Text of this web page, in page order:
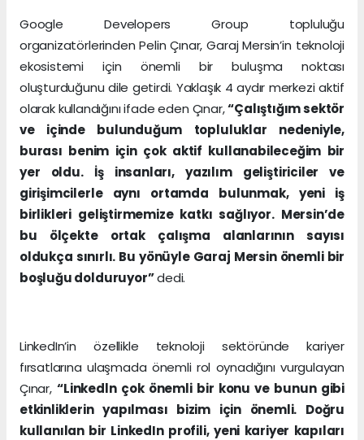
Google Developers Group topluluğu
organizatörlerinden Pelin Çınar, Garaj Mersin’in teknoloji
ekosistemi için önemli bir buluşma noktası
oluşturduğunu dile getirdi. Yaklaşık 4 aydır merkezi aktif
olarak kullandığını ifade eden Çınar,“Çalıştığım sektör
ve içinde bulunduğum topluluklar nedeniyle,
burası benim için çok aktif kullanabileceğim bir
yer oldu. İş insanları, yazılım geliştiriciler ve
girişimcilerle aynı ortamda bulunmak, yeni iş
birlikleri geliştirmemize katkı sağlıyor. Mersin’de
bu ölçekte ortak çalışma alanlarının sayısı
oldukça sınırlı. Bu yönüyle Garaj Mersin önemli bir
boşluğu dolduruyor”dedi.
LinkedIn’in özellikle teknoloji sektöründe kariyer
fırsatlarına ulaşmada önemli rol oynadığını vurgulayan
Çınar,“Linkedln çok önemli bir konu ve bunun gibi
etkinliklerin yapılması bizim için önemli. Doğru
kullanılan bir LinkedIn profili, yeni kariyer kapıları